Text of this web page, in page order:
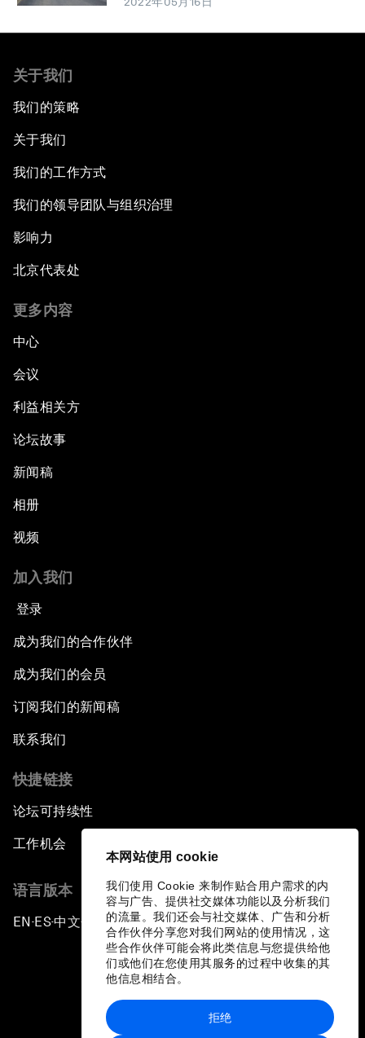
本网站使用 cookie
我们使用 Cookie 来制作贴合用户需求的内
容与广告、提供社交媒体功能以及分析我们
的流量。我们还会与社交媒体、广告和分析
合作伙伴分享您对我们网站的使用情况，这
些合作伙伴可能会将此类信息与您提供给他
们或他们在您使用其服务的过程中收集的其
他信息相结合。
拒绝
关于我们
我们的策略
关于我们
我们的工作方式
我们的领导团队与组织治理
影响力
北京代表处
更多内容
中心
会议
利益相关方
论坛故事
新闻稿
相册
视频
加入我们
登录
成为我们的合作伙伴
成为我们的会员
订阅我们的新闻稿
联系我们
快捷链接
论坛可持续性
工作机会
语言版本
EN ▪ ES▪中文▪ 日本語